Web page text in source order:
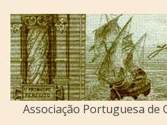
Associação Portuguesa de